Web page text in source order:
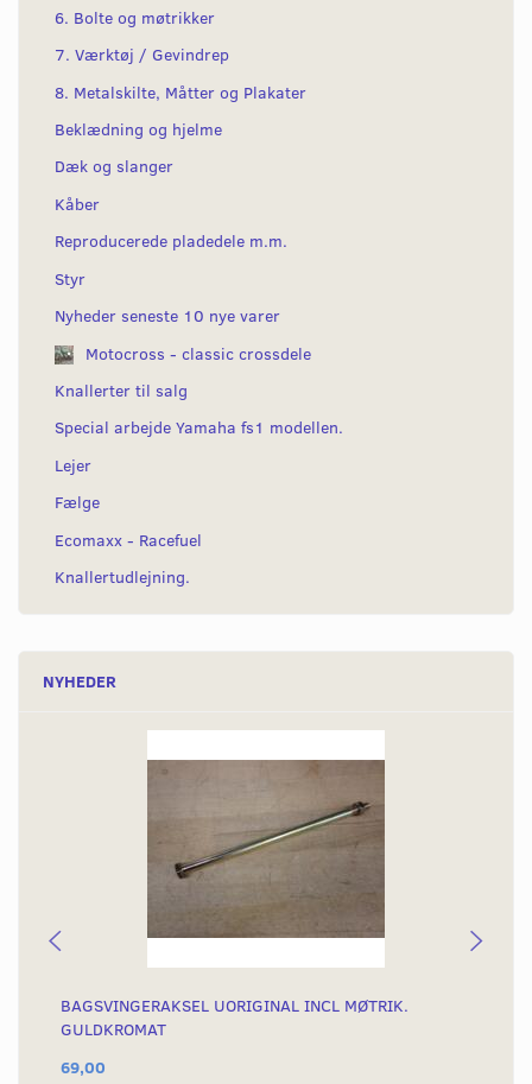
6. Bolte og møtrikker
7. Værktøj / Gevindrep
8. Metalskilte, Måtter og Plakater
Beklædning og hjelme
Dæk og slanger
Kåber
Reproducerede pladedele m.m.
Styr
Nyheder seneste 10 nye varer
Motocross - classic crossdele
Knallerter til salg
Special arbejde Yamaha fs1 modellen.
Lejer
Fælge
Ecomaxx - Racefuel
Knallertudlejning.
NYHEDER
BAGSVINGERAKSEL UORIGINAL INCL MØTRIK.
GULDKROMAT
69,00